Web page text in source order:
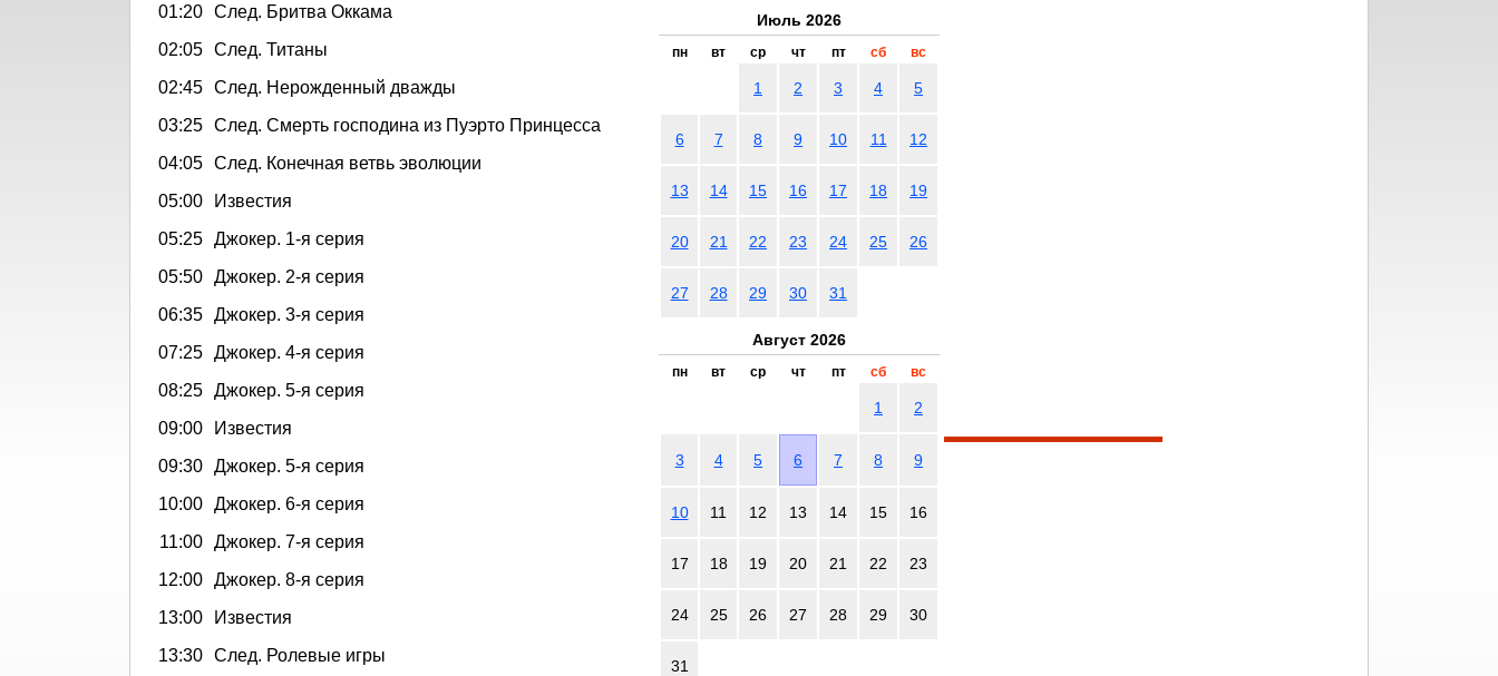
01:20 След. Бритва Оккама
02:05 След. Титаны
02:45 След. Нерожденный дважды
03:25 След. Смерть господина из Пуэрто Принцесса
04:05 След. Конечная ветвь эволюции
05:00
Известия
05:25 Джокер. 1-я серия
05:50 Джокер. 2-я серия
06:35 Джокер. 3-я серия
07:25 Джокер. 4-я серия
08:25 Джокер. 5-я серия
09:00
Известия
09:30 Джокер. 5-я серия
10:00 Джокер. 6-я серия
11:00 Джокер. 7-я серия
12:00 Джокер. 8-я серия
13:00
Известия
13:30 След. Ролевые игры
Июль 2026
пн вт ср чт пт сб вс
1 2 3 4 5
6 7 8 9 10 11 12
13 14 15 16 17 18 19
20 21 22 23 24 25 26
27 28 29 30 31
Август 2026
пн вт ср чт пт сб вс
1 2
3 4 5 6 7 8 9
10 11 12 13 14 15 16
17 18 19 20 21 22 23
24 25 26 27 28 29 30
31